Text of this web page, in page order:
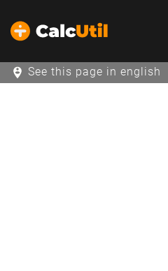
See this page in english